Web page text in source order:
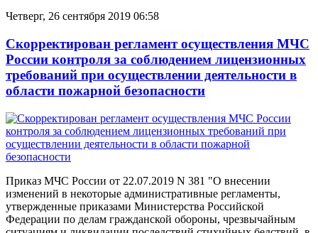
Четверг, 26 сентября 2019 06:58
Скорректирован регламент осуществления МЧС
России контроля за соблюдением лицензионных
требований при осуществлении деятельности в
области пожарной безопасности
Приказ МЧС России от 22.07.2019 N 381 "О внесении
изменений в некоторые административные регламенты,
утвержденные приказами Министерства Российской
Федерации по делам гражданской обороны, чрезвычайным